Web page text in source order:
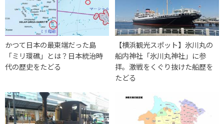
かつて日本の最東端だった島
「ミリ環礁」とは？日本統治時
代の歴史をたどる
【横浜観光スポット】氷川丸の
船内神社「氷川丸神社」に参
拝。激戦をくぐり抜けた船歴を
たどる